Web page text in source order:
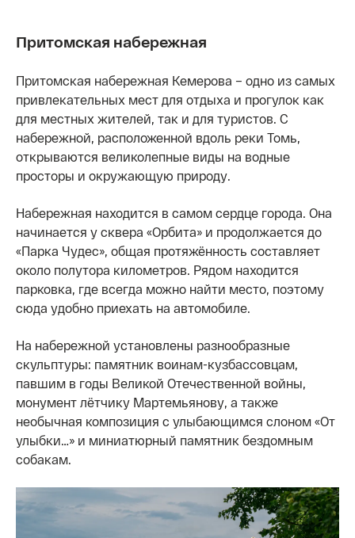
Притомская набережная
Притомская набережная Кемерова – одно из самых
привлекательных мест для отдыха и прогулок как
для местных жителей, так и для туристов. С
набережной, расположенной вдоль реки Томь,
открываются великолепные виды на водные
просторы и окружающую природу.
Набережная находится в самом сердце города. Она
начинается у сквера «Орбита» и продолжается до
«Парка Чудес», общая протяжённость составляет
около полутора километров. Рядом находится
парковка, где всегда можно найти место, поэтому
сюда удобно приехать на автомобиле.
На набережной установлены разнообразные
скульптуры: памятник воинам-кузбассовцам,
павшим в годы Великой Отечественной войны,
монумент лётчику Мартемьянову, а также
необычная композиция с улыбающимся слоном «От
улыбки…» и миниатюрный памятник бездомным
собакам.